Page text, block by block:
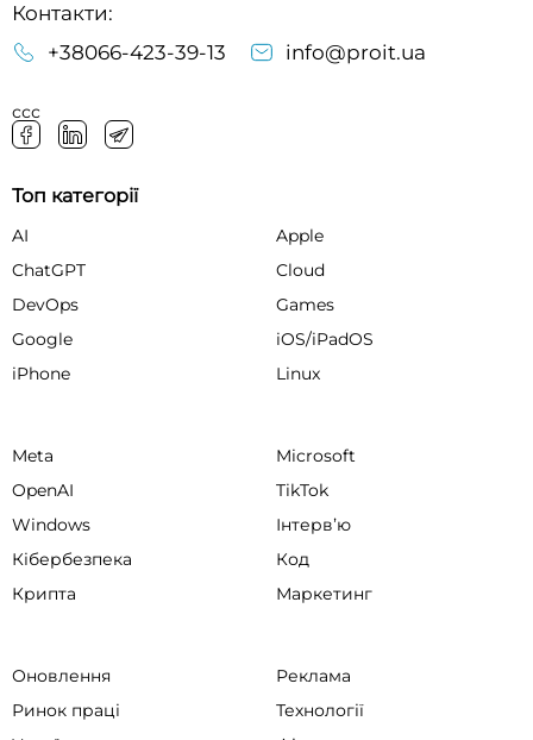
Контакти:
+38066-423-39-13
info@proit.ua
ссс
Топ категорії
AI
Apple
ChatGPT
Cloud
DevOps
Games
Google
iOS/iPadOS
iPhone
Linux
Meta
Microsoft
OpenAI
TikTok
Windows
Інтервʼю
Кібербезпека
Код
Крипта
Маркетинг
Оновлення
Реклама
Ринок праці
Технології